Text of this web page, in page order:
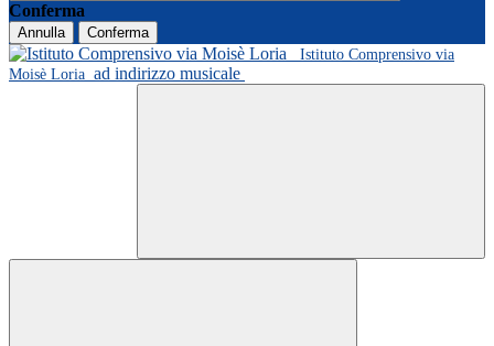
Conferma
Annulla
Conferma
Istituto Comprensivo via
Moisè Loria ad indirizzo musicale